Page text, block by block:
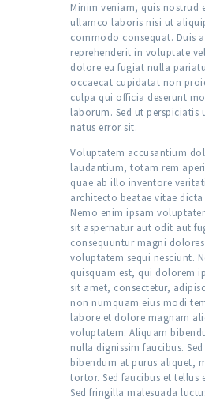
Minim veniam, quis nostrud
ullamco laboris nisi ut
commodo consequat. Duis
reprehenderit in voluptate
dolore eu fugiat nulla
occaecat cupidatat non
culpa qui officia deserunt
laborum. Sed ut perspiciatis
natus error sit.
Voluptatem accusantium
laudantium, totam rem
quae ab illo inventore
architecto beatae vitae
Nemo enim ipsam
sit aspernatur aut odit aut
consequuntur magni
voluptatem sequi nesciunt.
quisquam est, qui dolorem
sit amet, consectetur,
non numquam eius modi
labore et dolore magnam
voluptatem. Aliquam
nulla dignissim faucibus.
bibendum at purus aliquet,
tortor. Sed faucibus et tellus
Sed fringilla malesuada